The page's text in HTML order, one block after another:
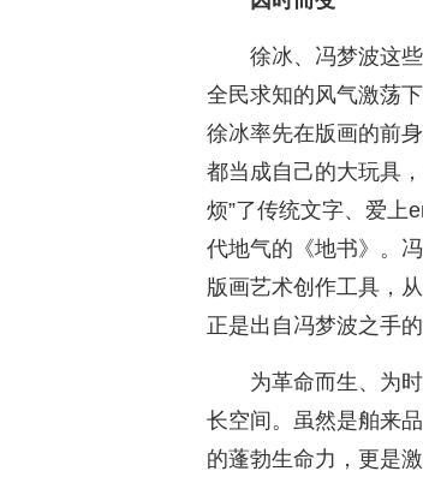
徐冰、冯梦波这
全民求知的风气激荡
徐冰率先在版画的前
都当成自己的大玩具
烦”了传统文字、爱上
代地气的《地书》。
版画艺术创作工具，
正是出自冯梦波之手的
为革命而生、为
长空间。虽然是舶来
的蓬勃生命力，更是